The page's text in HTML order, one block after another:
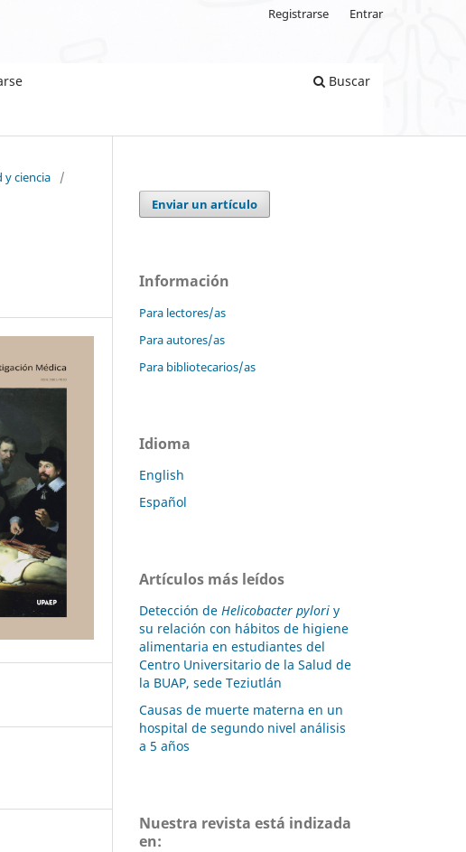
Buscar
Registrarse Entrar
y ciencia
/
Enviar un artículo
Información
Para lectores/as
Para autores/as
Para bibliotecarios/as
Idioma
English
Español
Artículos más leídos
Detección de Helicobacter pylori y
su relación con hábitos de higiene
alimentaria en estudiantes del
Centro Universitario de la Salud de
la BUAP, sede Teziutlán
Causas de muerte materna en un
hospital de segundo nivel análisis
a 5 años
Nuestra revista está indizada
en: